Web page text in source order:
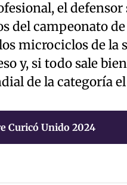
el defensor
del campeonato de
microciclos de la
y, si todo sale
de la categoría
Curicó Unido 2024